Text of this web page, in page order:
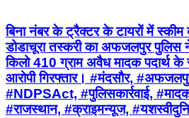
बिना नंबर के ट्रैक्टर के टायरों में स्कीम
डोडाचूरा तस्करी का अफजलपुर पुलिस
किलो 410 ग्राम अवैध मादक पदार्थ
आरोपी गिरफ्तार। #मंदसौर,
#NDPSAct, #पुलिसकार्रवाई,
#राजस्थान, #क्राइमन्यूज,